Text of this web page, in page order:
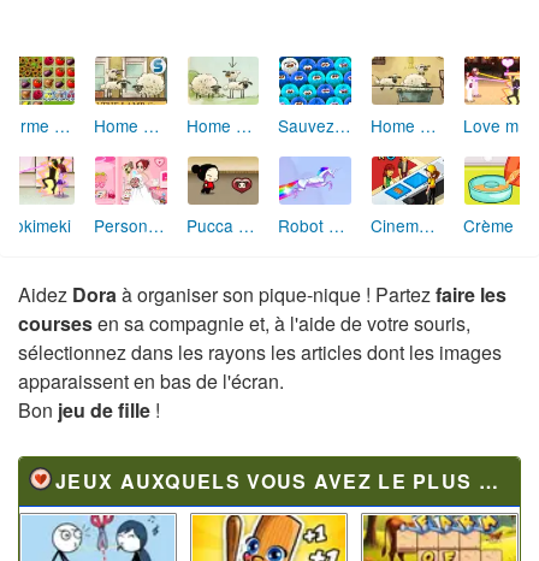
Ferme de Rêves Home Sheep Home 2 Home Sheep Home Sauvez les Woobies Home Sheep Home : Lost Underground
Tokimeki Personal Shopper Pucca Poursuite Robot Unicorn Attack Cinema Panic
Aidez Dora à organiser son pique-nique ! Partez faire les
coursesen sa compagnie et, à l'aide de votre souris,
sélectionnez dans les rayons les articles dont les images
apparaissent en bas de l'écran.
Bon jeu de fille !
JEUX AUXQUELS VOUS AVEZ LE PLUS JOUÉ